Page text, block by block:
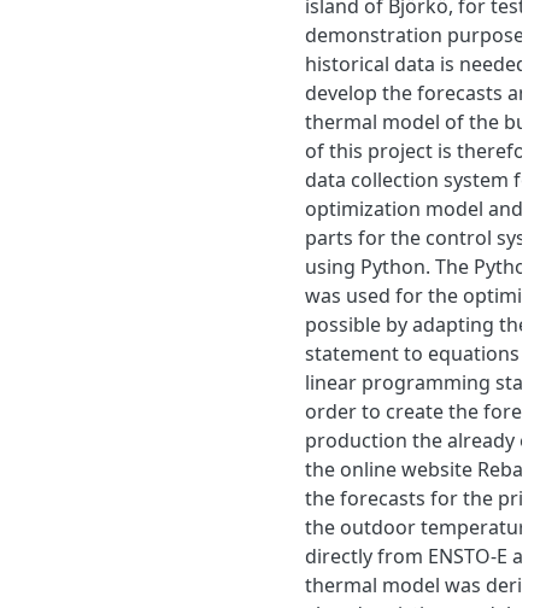
island of Björkö, for test
demonstration
historical data is needed
develop the forecasts
thermal model of the
of this project is
data collection system
optimization model and
parts for the control
using Python. The
was used for the
possible by adapting the
statement to equations
linear programming
order to create the
production the already
the online website
the forecasts for the
the outdoor
directly from ENSTO-E
thermal model was